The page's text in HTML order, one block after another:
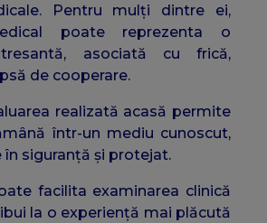
Pentru mulți dintre ei,
poate reprezenta o
asociată cu frică,
de cooperare.
realizată acasă permite
într-un mediu cunoscut,
în siguranță și protejat.
facilita examinarea clinică
la o experiență mai plăcută